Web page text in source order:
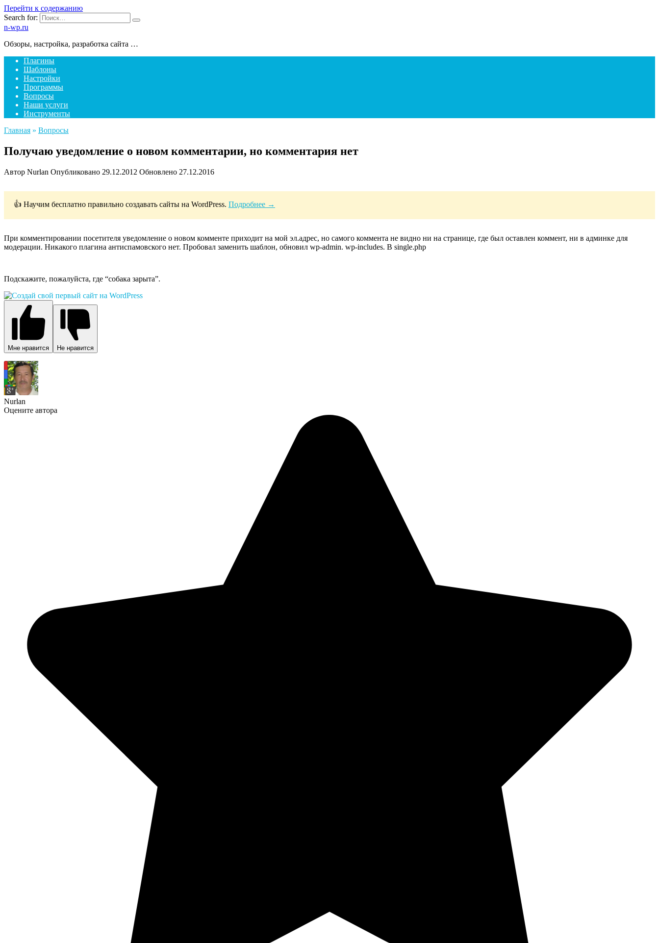
Перейти к содержанию
Search for:
n-wp.ru
Обзоры, настройка, разработка сайта …
Плагины
Шаблоны
Настройки
Программы
Вопросы
Наши услуги
Инструменты
Главная » Вопросы
Получаю уведомление о новом комментарии, но комментария нет
Автор Nurlan Опубликовано 29.12.2012 Обновлено 27.12.2016
👍 Научим бесплатно правильно создавать сайты на WordPress. Подробнее →
При комментировании посетителя уведомление о новом комменте приходит на мой эл.адрес, но самого коммента не видно ни на странице, где был оставлен коммент, ни в админке для
модерации. Никакого плагина антиспамовского нет. Пробовал заменить шаблон, обновил wp-admin. wp-includes. В single.php
Подскажите, пожалуйста, где “собака зарыта”.
Мне нравится Не нравится
Nurlan
Оцените автора